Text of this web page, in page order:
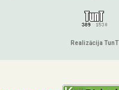
Realizācija TunT